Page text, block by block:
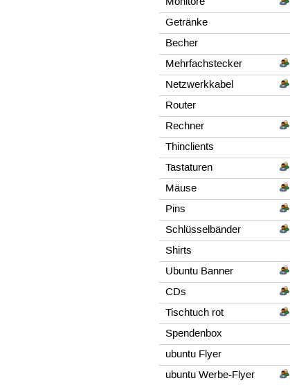
Getränke
Becher
Mehrfachstecker
Netzwerkkabel
Router
Rechner
Thinclients
Tastaturen
Mäuse
Pins
Schlüsselbänder
Shirts
Ubuntu Banner
CDs
Tischtuch rot
Spendenbox
ubuntu Flyer
ubuntu Werbe-Flyer